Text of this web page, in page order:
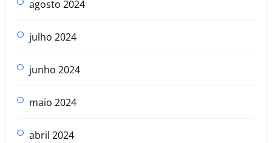
agosto 2024
julho 2024
junho 2024
maio 2024
abril 2024